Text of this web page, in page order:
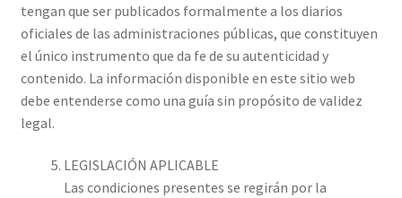
tengan que ser publicados formalmente a los diarios
oficiales de las administraciones públicas, que constituyen
el único instrumento que da fe de su autenticidad y
contenido. La información disponible en este sitio web
debe entenderse como una guía sin propósito de validez
legal.
LEGISLACIÓN APLICABLE
Las condiciones presentes se regirán por la